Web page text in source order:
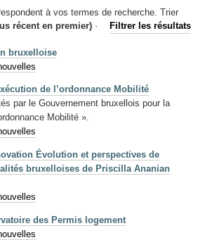
à vos termes de recherche.
Filtrer les résultats
Trier
récent en premier) ·
bruxelloise
de l’ordonnance Mobilité
par le Gouvernement bruxellois pour la
Mobilité ».
Évolution et perspectives de
bruxelloises de Priscilla Ananian
des Permis logement